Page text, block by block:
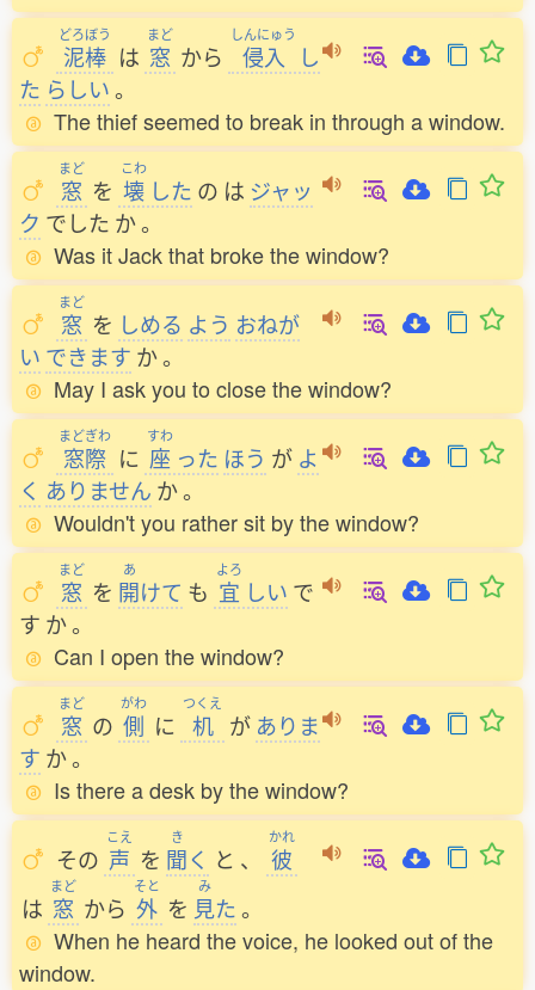
どろぼう
泥棒 は
まど
窓 から
しんにゅう
侵入
し
た らしい。
The thief seemed to break in through a window.
まど
窓 を
こわ
壊 した の は ジャッ
ク でした か。
Was it Jack that broke the window?
まど
窓 を しめる よう おねが
い できます か。
May I ask you to close the window?
まどぎわ
窓際 に
すわ
座 った ほう が よ
く ありません か。
Wouldn't you rather sit by the window?
まど
窓 を
あ
開けて も
よろ
宜 しい で
す か。
Can I open the window?
まど
窓 の
がわ
側 に
つくえ
机 が ありま
す か。
Is there a desk by the window?
その
こえ
声 を
き
聞く と 、
かれ
彼
は
まど
窓 から
そと
外 を
み
見た。
When he heard the voice, he looked out of the
window.